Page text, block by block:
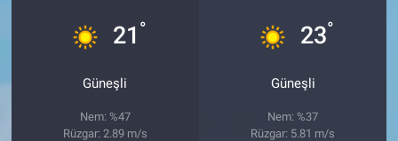
21 °
Güneşli
Nem: %47
Rüzgar: 2.89 m/s
23°
Güneşli
Nem: %37
Rüzgar: 5.81 m/s